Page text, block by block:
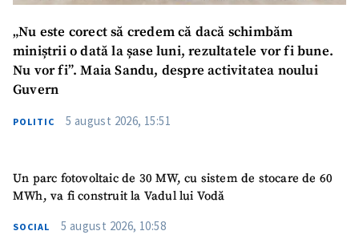
„Nu este corect să credem că dacă schimbăm
miniștrii o dată la șase luni, rezultatele vor fi bune.
Nu vor fi”. Maia Sandu, despre activitatea noului
Guvern
POLITIC 5 august 2026, 15:51
Un parc fotovoltaic de 30 MW, cu sistem de stocare de 60
MWh, va fi construit la Vadul lui Vodă
SOCIAL 5 august 2026, 10:58